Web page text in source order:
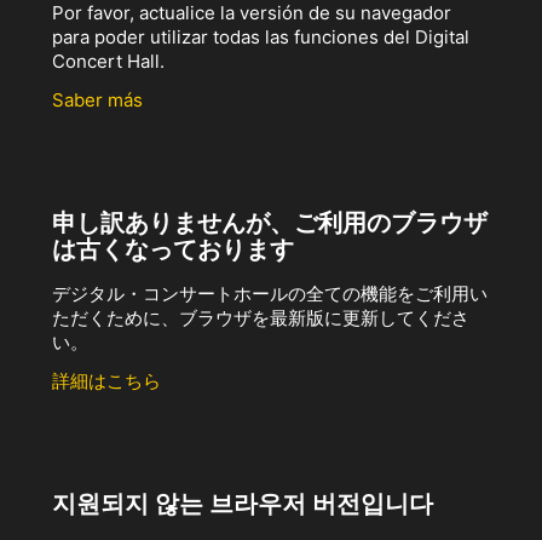
Por favor, actualice la versión de su navegador
para poder utilizar todas las funciones del Digital
Concert Hall.
Saber más
申し訳ありませんが、ご利用のブラウザ
は古くなっております
デジタル・コンサートホールの全ての機能をご利用い
ただくために、ブラウザを最新版に更新してくださ
い。
詳細はこちら
지원되지 않는 브라우저 버전입니다